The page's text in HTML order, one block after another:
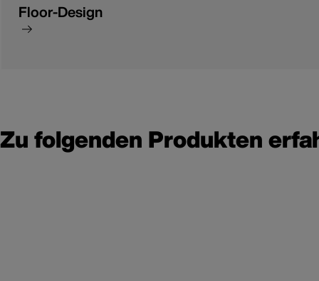
Floor-Design
Zu folgenden Produkten